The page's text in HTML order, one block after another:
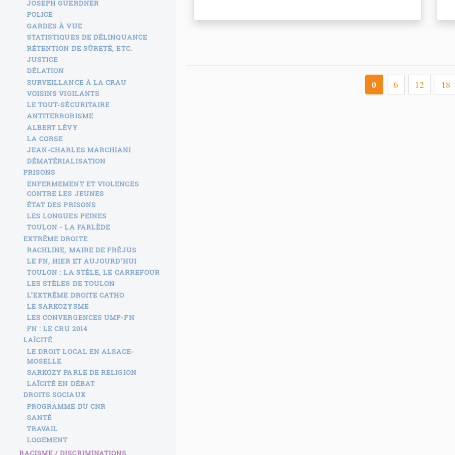
0 6 12 18
JOSEPH GUERDNER
POLICE
GARDES À VUE
STATISTIQUES DE DÉLINQUANCE
RÉTENTION DE SÛRETÉ, ETC.
JUSTICE
DÉLATION
SURVEILLANCE À LA CRAU
VOISINS VIGILANTS
LE TOUT-SÉCURITAIRE
ANTITERRORISME
ALBERT LÉVY
LA CORSE
JEAN-CHARLES MARCHIANI
DÉMATÉRIALISATION
PRISONS
ENFERMEMENT ET VIOLENCES
CONTRE LES JEUNES
ÉTAT DES PRISONS
LES LONGUES PEINES
TOULON - LA FARLÈDE
EXTRÊME DROITE
RACHLINE, MAIRE DE FRÉJUS
LE FN, HIER ET AUJOURD’HUI
TOULON : LA STÈLE, LE CARREFOUR
LES STÈLES DE TOULON
L’EXTRÊME DROITE CATHO
LE SARKOZYSME
LES CONVERGENCES UMP-FN
FN : LE CRU 2014
LAÏCITÉ
LE DROIT LOCAL EN ALSACE-
MOSELLE
SARKOZY PARLE DE RELIGION
LAÏCITÉ EN DÉBAT
DROITS SOCIAUX
PROGRAMME DU CNR
SANTÉ
TRAVAIL
LOGEMENT
RACISME / DISCRIMINATIONS